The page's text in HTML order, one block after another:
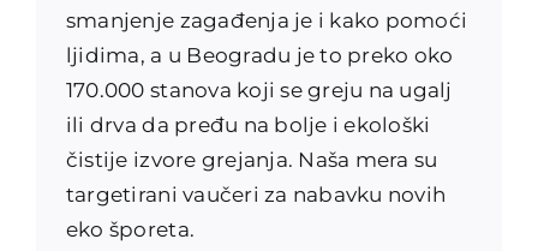
smanjenje zagađenja je i kako pomoći
ljidima, a u Beogradu je to preko oko
170.000 stanova koji se greju na ugalj
ili drva da pređu na bolje i ekološki
čistije izvore grejanja. Naša mera su
targetirani vaučeri za nabavku novih
eko šporeta.